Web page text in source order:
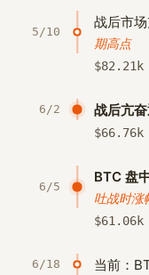
5/10
战后市
期高点
$82.21k
6/2 战后亢
$66.76k
6/5
BTC 盘
吐战时涨
$61.06k
6/18 当前：